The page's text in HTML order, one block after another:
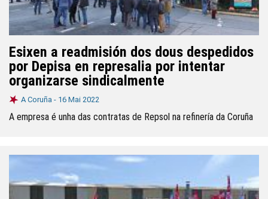
Esixen a readmisión dos dous despedidos
por Depisa en represalia por intentar
organizarse sindicalmente
A Coruña - 16 Mai 2022
A empresa é unha das contratas de Repsol na refinería da Coruña